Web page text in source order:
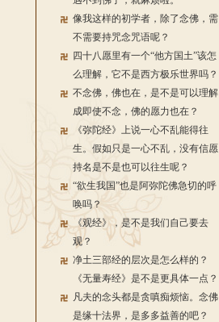
像我这样的初学者，除了念佛，需
不需要持咒念咒语呢？
四十八愿里有一个“他方国土”该怎
么理解，它不是西方极乐世界吗？
不念佛，佛也在，是不是可以理解
成即使不念，佛的愿力也在？
《弥陀经》上说一心不乱能得往
生。假如只是一心不乱，没有信愿
持名是不是也可以往生呢？
“欲生我国”也是阿弥陀佛急切的呼
唤吗？
《观经》，是不是我们自己要去
观？
净土三部经的层次是怎么样的？
《无量寿经》是不是更具体一点？
凡夫的念头都是贪嗔痴烦恼。念佛
是缘十法界，是多多益善的吧？